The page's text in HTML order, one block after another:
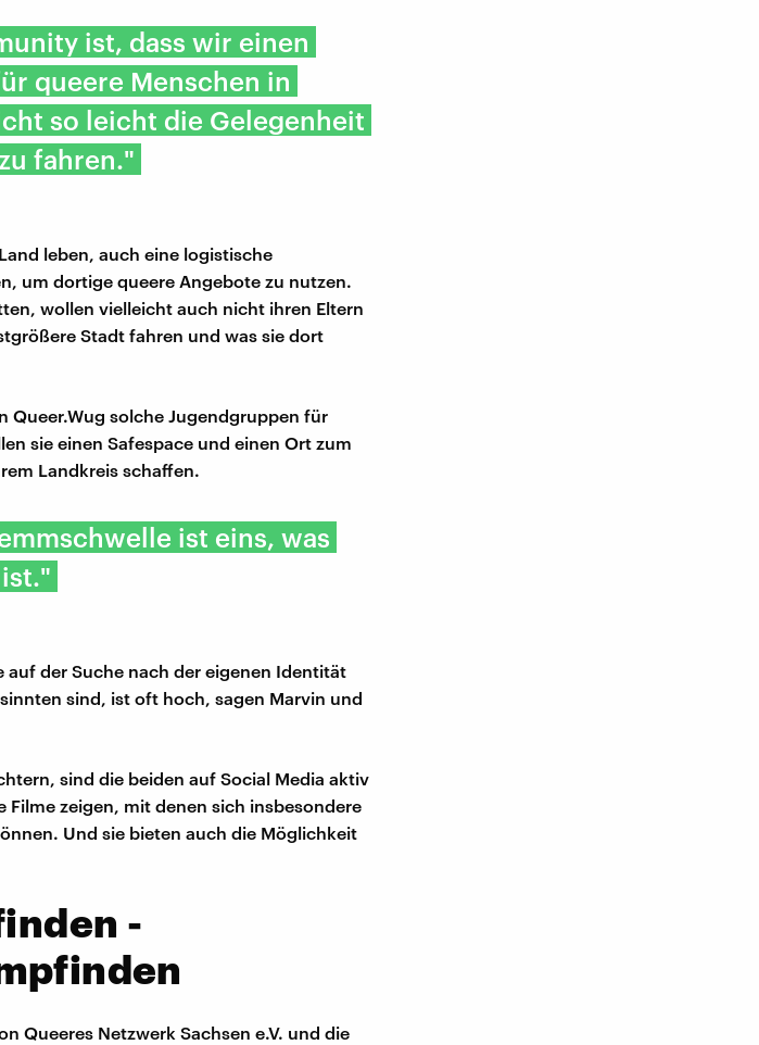
ist, dass wir einen
queere Menschen in
so leicht die Gelegenheit
fahren."
leben, auch eine logistische
um dortige queere Angebote zu nutzen.
wollen vielleicht auch nicht ihren Eltern
Stadt fahren und was sie dort
Queer.Wug solche Jugendgruppen für
sie einen Safespace und einen Ort zum
Landkreis schaffen.
ist eins, was
der Suche nach der eigenen Identität
sind, ist oft hoch, sagen Marvin und
sind die beiden auf Social Media aktiv
Filme zeigen, mit denen sich insbesondere
Und sie bieten auch die Möglichkeit
-
Queeres Netzwerk Sachsen e.V. und die